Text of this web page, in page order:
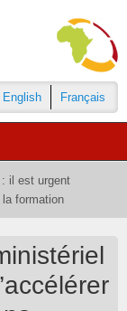
Français
English
il est urgent
la formation